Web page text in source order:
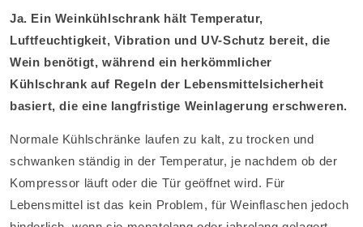
Ja. Ein Weinkühlschrank hält Temperatur,
Luftfeuchtigkeit, Vibration und UV-Schutz bereit, die
Wein benötigt, während ein herkömmlicher
Kühlschrank auf Regeln der Lebensmittelsicherheit
basiert, die eine langfristige Weinlagerung erschweren.
Normale Kühlschränke laufen zu kalt, zu trocken und
schwanken ständig in der Temperatur, je nachdem ob der
Kompressor läuft oder die Tür geöffnet wird. Für
Lebensmittel ist das kein Problem, für Weinflaschen jedoch